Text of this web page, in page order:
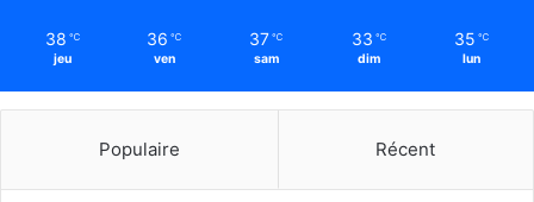
38 ℃
jeu
36 ℃
ven
37 ℃
sam
33 ℃
dim
35 ℃
lun
Populaire Récent